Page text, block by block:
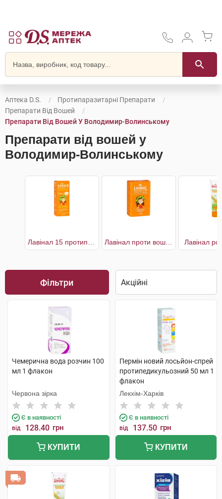
Аптека D.S.
Протипаразитарні Препарати
Препарати Від Вошей
Препарати Від Вошей У Володимир-Волинському
Препарати від вошей у
Володимир-Волинському
Лавінал
Фільтри
Чемерична вода розчин 100
мл 1 флакон
Червона зірка
Є в наявності
від 128.40 грн
КУПИТИ
Пермін новий лосьйон-спрей
протипедикульозний 50 мл 1
флакон
Лекхім-Харків
Є в наявності
від 137.50 грн
КУПИТИ